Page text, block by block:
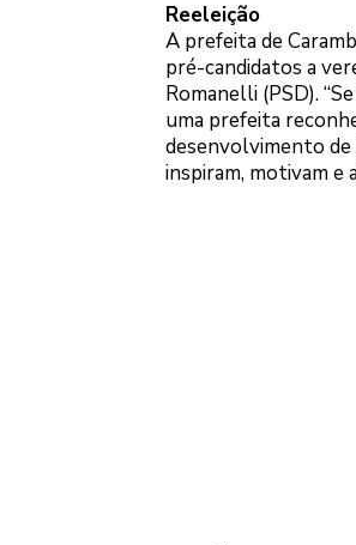
Reeleição
A prefeita de
pré-candidatos a
Romanelli (PSD).
uma prefeita
desenvolvimento de
inspiram, motivam e